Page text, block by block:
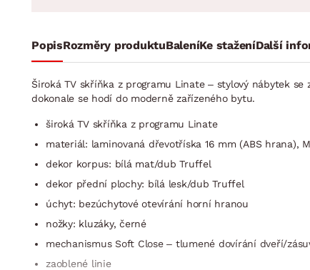
PopisRozměry produktuBaleníKe staženíDalší
Široká TV skříňka z programu Linate – stylový nábytek
dokonale se hodí do moderně zařízeného bytu.
široká TV skříňka z programu Linate
materiál: laminovaná dřevotříska 16 mm (ABS hrana),
dekor korpus: bílá mat/dub Truffel
dekor přední plochy: bílá lesk/dub Truffel
úchyt: bezúchytové otevírání horní hranou
nožky: kluzáky, černé
mechanismus Soft Close – tlumené dovírání dveří/
zaoblené linie